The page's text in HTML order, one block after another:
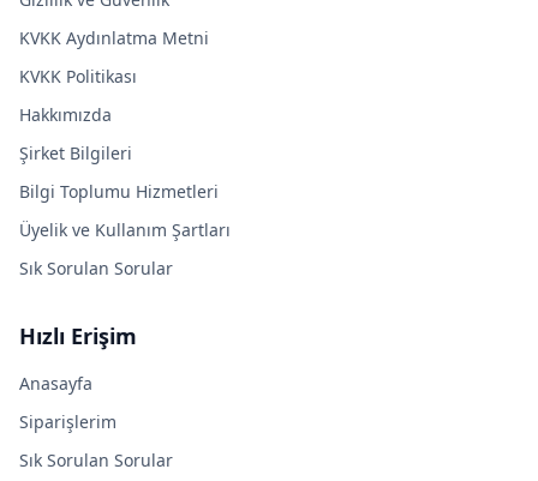
KVKK Aydınlatma Metni
KVKK Politikası
Hakkımızda
Şirket Bilgileri
Bilgi Toplumu Hizmetleri
Üyelik ve Kullanım Şartları
Sık Sorulan Sorular
Hızlı Erişim
Anasayfa
Siparişlerim
Sık Sorulan Sorular